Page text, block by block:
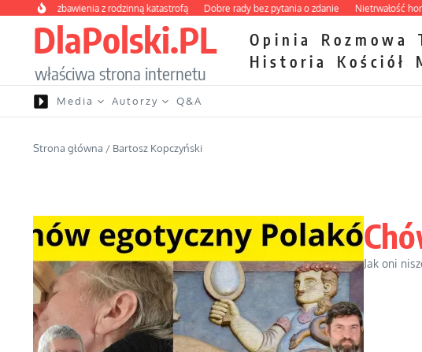
Przejdź do treści
kurs zbawienia z rodzinną katastrofą Dobre rady bez pytania o zdanie Nietrwałość
DlaPolski.PL
właściwa strona internetu
Opinia Rozmowa
Historia
Kościół
Media Autorzy Q&A
Strona główna / Bartosz Kopczyński
Jak oni